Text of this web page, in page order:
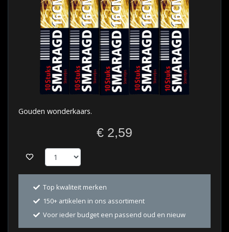
Gouden wonderkaars.
€ 2,59
Top kwaliteit merken
150+ artikelen in ons assortiment
Voor ieder budget een passend oud en nieuw